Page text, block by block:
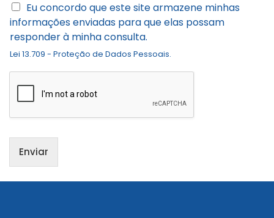
Eu concordo que este site armazene minhas
informações enviadas para que elas possam
responder à minha consulta.
Lei 13.709 - Proteção de Dados Pessoais.
Enviar